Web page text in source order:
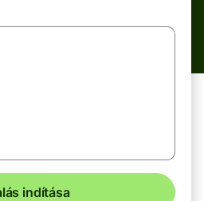
indítása